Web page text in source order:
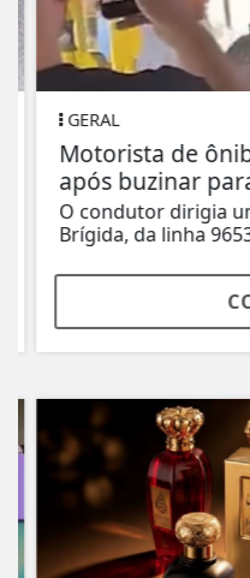
GERAL
Motorista de
após buzinar
O condutor dirigia
Brígida, da linha